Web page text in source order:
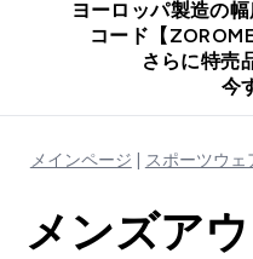
ヨーロッパ製造の
コード【
さらに特売
今
メインページ スポーツウェ
メンズア